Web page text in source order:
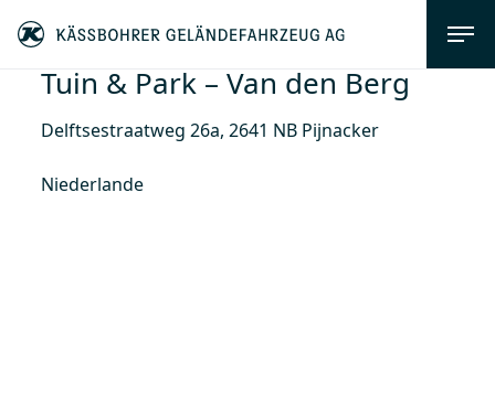
Tuin & Park – Van den Berg
Delftsestraatweg 26a, 2641 NB Pijnacker
Niederlande